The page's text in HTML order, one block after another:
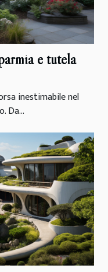
e tutela
inestimabile nel
Da...